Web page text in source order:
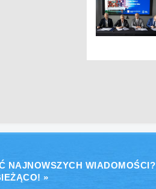
NAJNOWSZYCH WIADOMOŚCI?
»